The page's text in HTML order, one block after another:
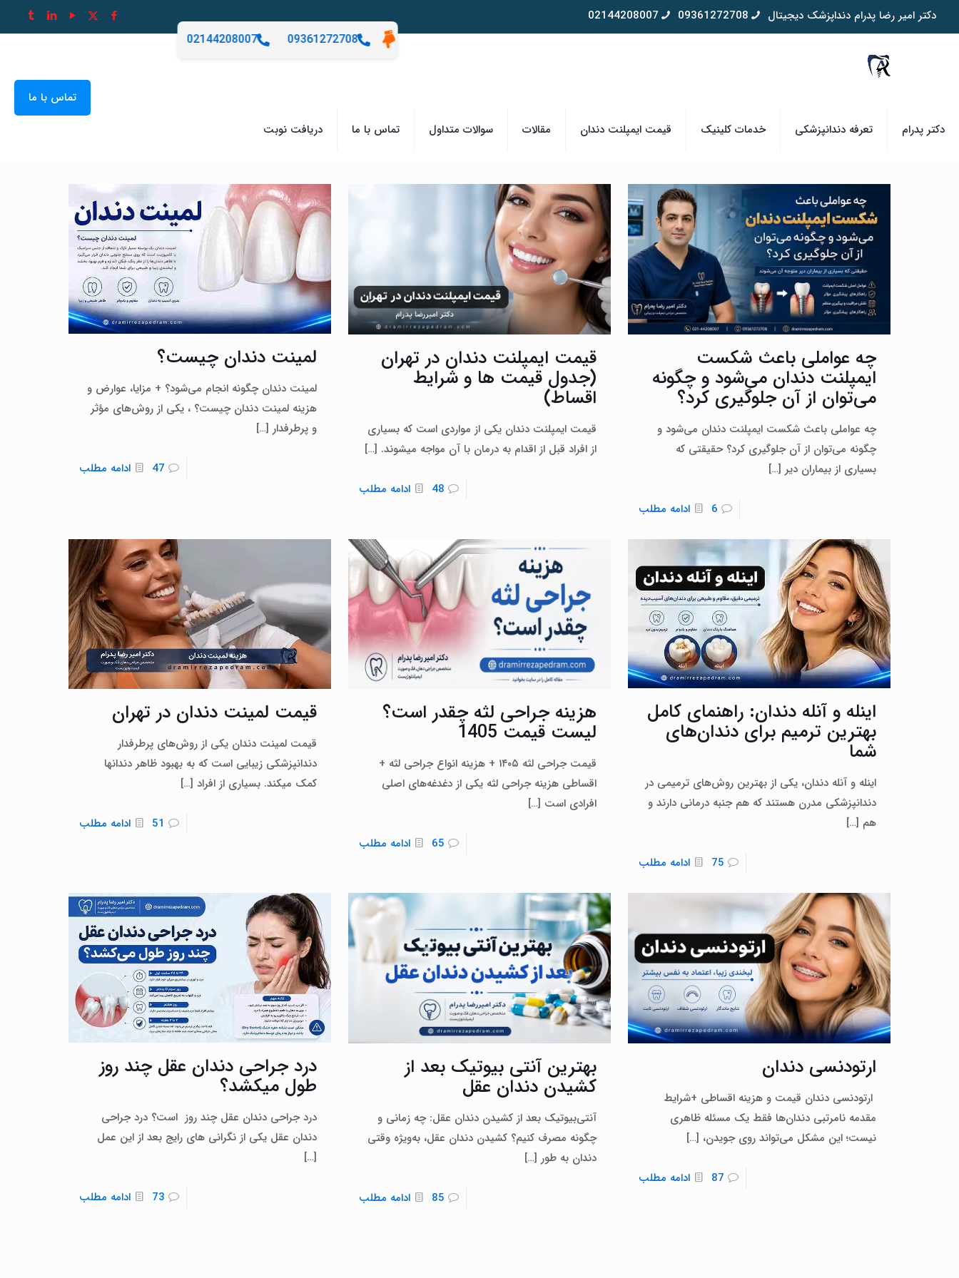
09361272708
02144208007
دکتر امیر رضا پدرام دنداپزشک دیجیتال 09361272708
02144208007
دکتر پدرام تعرفه دندانپزشکی خدمات کلینیک قیمت ایمپلنت دندان مقالات سوالات متداول تماس با ما دریافت نوبت
تماس با ما
چه عواملی باعث شکست
ایمپلنت دندان می‌شود و چگونه
می‌توان از آن جلوگیری کرد؟
چه عواملی باعث شکست ایمپلنت دندان می‌شود و
چگونه می‌توان از آن جلوگیری کرد؟ حقیقتی که
بسیاری از بیماران دیر […]
6 ادامه مطلب
قیمت ایمپلنت دندان در تهران
(جدول قیمت‌ ها و شرایط
اقساط)
قیمت ایمپلنت دندان یکی از مواردی است که بسیاری
از افراد قبل از اقدام به درمان با آن مواجه میشوند. […]
48 ادامه مطلب
لمینت دندان چیست؟
لمینت دندان چگونه انجام می‌شود؟ + مزایا، عوارض و
هزینه لمینت دندان چیست؟ ، یکی از روش‌های مؤثر
و پرطرفدار[…]
47 ادامه مطلب
اینله و آنله دندان: راهنمای کامل
بهترین ترمیم برای دندان‌های
شما
اینله و آنله دندان، یکی از بهترین روش‌های ترمیمی در
دندانپزشکی مدرن هستند که هم جنبه درمانی دارند و
هم […]
75 ادامه مطلب
هزینه جراحی لثه چقدر است؟
لیست قیمت 1405
قیمت جراحی لثه ۱۴۰۵ + هزینه انواع جراحی لثه +
اقساطی هزینه جراحی لثه یکی از دغدغه‌های اصلی
افرادی است […]
65 ادامه مطلب
قیمت لمینت دندان در تهران
قیمت لمینت دندان یکی از روش‌های پرطرفدار
دندانپزشکی زیبایی است که به بهبود ظاهر دندانها
کمک میکند. بسیاری از افراد[…]
51 ادامه مطلب
ارتودنسی دندان
ارتودنسی دندان قیمت و هزینه اقساطی +شرایط
مقدمه نامرتبی دندان‌ها فقط یک مسئله ظاهری
نیست؛ این مشکل می‌تواند روی جویدن، […]
87 ادامه مطلب
بهترین آنتی بیوتیک بعد از
کشیدن دندان عقل
آنتی‌بیوتیک بعد از کشیدن دندان عقل: چه زمانی و
چگونه مصرف کنیم؟ کشیدن دندان عقل، به‌ویژه وقتی
دندان به طور[…]
85 ادامه مطلب
درد جراحی دندان عقل چند روز
طول میکشد؟
درد جراحی دندان عقل چند روز است؟ درد جراحی
دندان عقل یکی از نگرانی‌ های رایج بعد از این عمل
[…]
73 ادامه مطلب